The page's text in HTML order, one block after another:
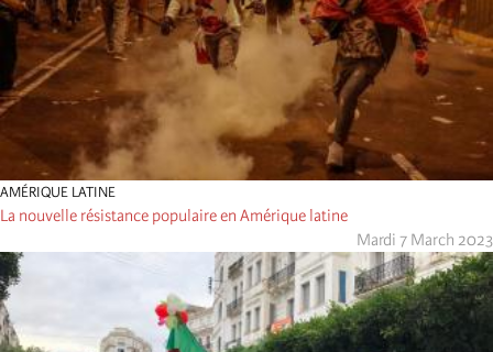
AMÉRIQUE LATINE
La nouvelle résistance populaire en Amérique latine
Mardi 7 March 2023